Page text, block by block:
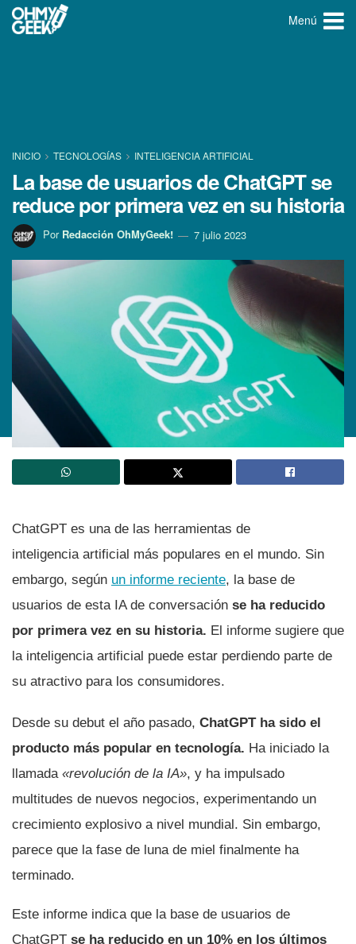
Menú
INICIO TECNOLOGÍ­AS INTELIGENCIA ARTIFICIAL
La base de usuarios de ChatGPT se
reduce por primera vez en su historia
Por Redacción OhMyGeek! 7 julio 2023
ChatGPT es una de las herramientas de
inteligencia artificial más populares en el mundo. Sin
embargo, según un informe reciente, la base de
usuarios de esta IA de conversación se ha reducido
por primera vez en su historia. El informe sugiere que
la inteligencia artificial puede estar perdiendo parte de
su atractivo para los consumidores.
Desde su debut el año pasado, ChatGPT ha sido el
producto más popular en tecnología. Ha iniciado la
llamada «revolución de la IA», y ha impulsado
multitudes de nuevos negocios, experimentando un
crecimiento explosivo a nivel mundial. Sin embargo,
parece que la fase de luna de miel finalmente ha
terminado.
Este informe indica que la base de usuarios de
ChatGPT se ha reducido en un 10% en los últimos